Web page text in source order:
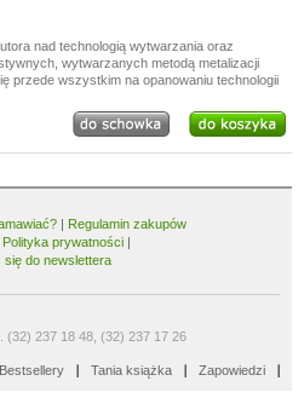
nad technologią wytwarzania oraz
wytwarzanych metodą metalizacji
przede wszystkim na opanowaniu technologii
| Regulamin zakupów
Polityka prywatności |
się do newslettera
(32) 237 18 48, (32) 237 17 26
Bestsellery Tania książka Zapowiedzi